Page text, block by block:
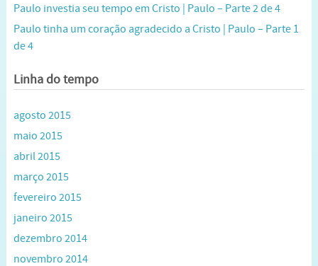
Paulo investia seu tempo em Cristo | Paulo – Parte 2 de 4
Paulo tinha um coração agradecido a Cristo | Paulo – Parte 1
de 4
Linha do tempo
agosto 2015
maio 2015
abril 2015
março 2015
fevereiro 2015
janeiro 2015
dezembro 2014
novembro 2014